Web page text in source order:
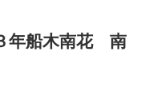
南花 南